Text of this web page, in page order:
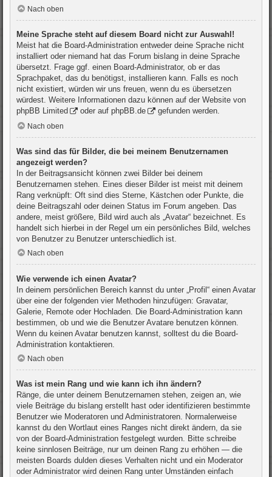
Nach oben
Meine Sprache steht auf diesem Board nicht zur Auswahl!
Meist hat die Board-Administration entweder deine Sprache nicht
installiert oder niemand hat das Forum bislang in deine Sprache
übersetzt. Frage ggf. einen Board-Administrator, ob er das
Sprachpaket, das du benötigst, installieren kann. Falls es noch
nicht existiert, würden wir uns freuen, wenn du es übersetzen
würdest. Weitere Informationen dazu können auf der Website von
phpBB Limited
oder auf phpBB.de gefunden werden.
Nach oben
Was sind das für Bilder, die bei meinem Benutzernamen
angezeigt werden?
In der Beitragsansicht können zwei Bilder bei deinem
Benutzernamen stehen. Eines dieser Bilder ist meist mit deinem
Rang verknüpft: Oft sind dies Sterne, Kästchen oder Punkte, die
deine Beitragszahl oder deinen Status im Forum angeben. Das
andere, meist größere, Bild wird auch als „Avatar“ bezeichnet. Es
handelt sich hierbei in der Regel um ein persönliches Bild, welches
von Benutzer zu Benutzer unterschiedlich ist.
Nach oben
Wie verwende ich einen Avatar?
In deinem persönlichen Bereich kannst du unter „Profil“ einen Avatar
über eine der folgenden vier Methoden hinzufügen: Gravatar,
Galerie, Remote oder Hochladen. Die Board-Administration kann
bestimmen, ob und wie die Benutzer Avatare benutzen können.
Wenn du keinen Avatar benutzen kannst, solltest du die Board-
Administration kontaktieren.
Nach oben
Was ist mein Rang und wie kann ich ihn ändern?
Ränge, die unter deinem Benutzernamen stehen, zeigen an, wie
viele Beiträge du bislang erstellt hast oder identifizieren bestimmte
Benutzer wie Moderatoren und Administratoren. Normalerweise
kannst du den Wortlaut eines Ranges nicht direkt ändern, da sie
von der Board-Administration festgelegt wurden. Bitte schreibe
keine sinnlosen Beiträge, nur um deinen Rang zu erhöhen — die
meisten Boards dulden dieses Verhalten nicht und ein Moderator
oder Administrator wird deinen Rang unter Umständen einfach